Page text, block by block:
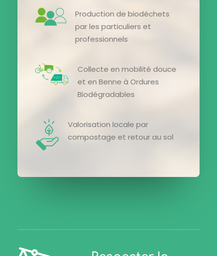
Production de biodéchets
par les particuliers et
professionnels
Collecte en mobilité douce
et en Benne à Ordures
Biodégradables
Valorisation locale par
compostage et retour au sol